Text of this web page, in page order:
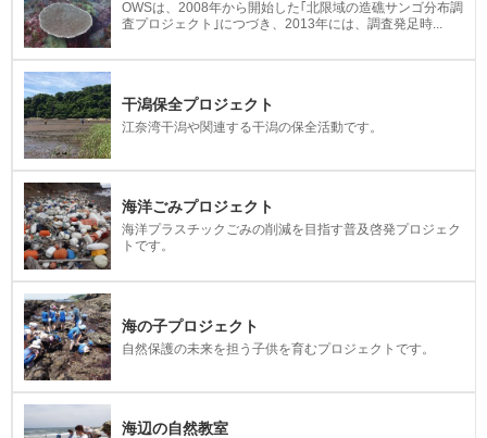
OWSは、2008年から開始した｢北限域の造礁サンゴ分布調
査プロジェクト｣につづき、2013年には、調査発足時...
干潟保全プロジェクト
江奈湾干潟や関連する干潟の保全活動です。
海洋ごみプロジェクト
海洋プラスチックごみの削減を目指す普及啓発プロジェク
トです。
海の子プロジェクト
自然保護の未来を担う子供を育むプロジェクトです。
海辺の自然教室